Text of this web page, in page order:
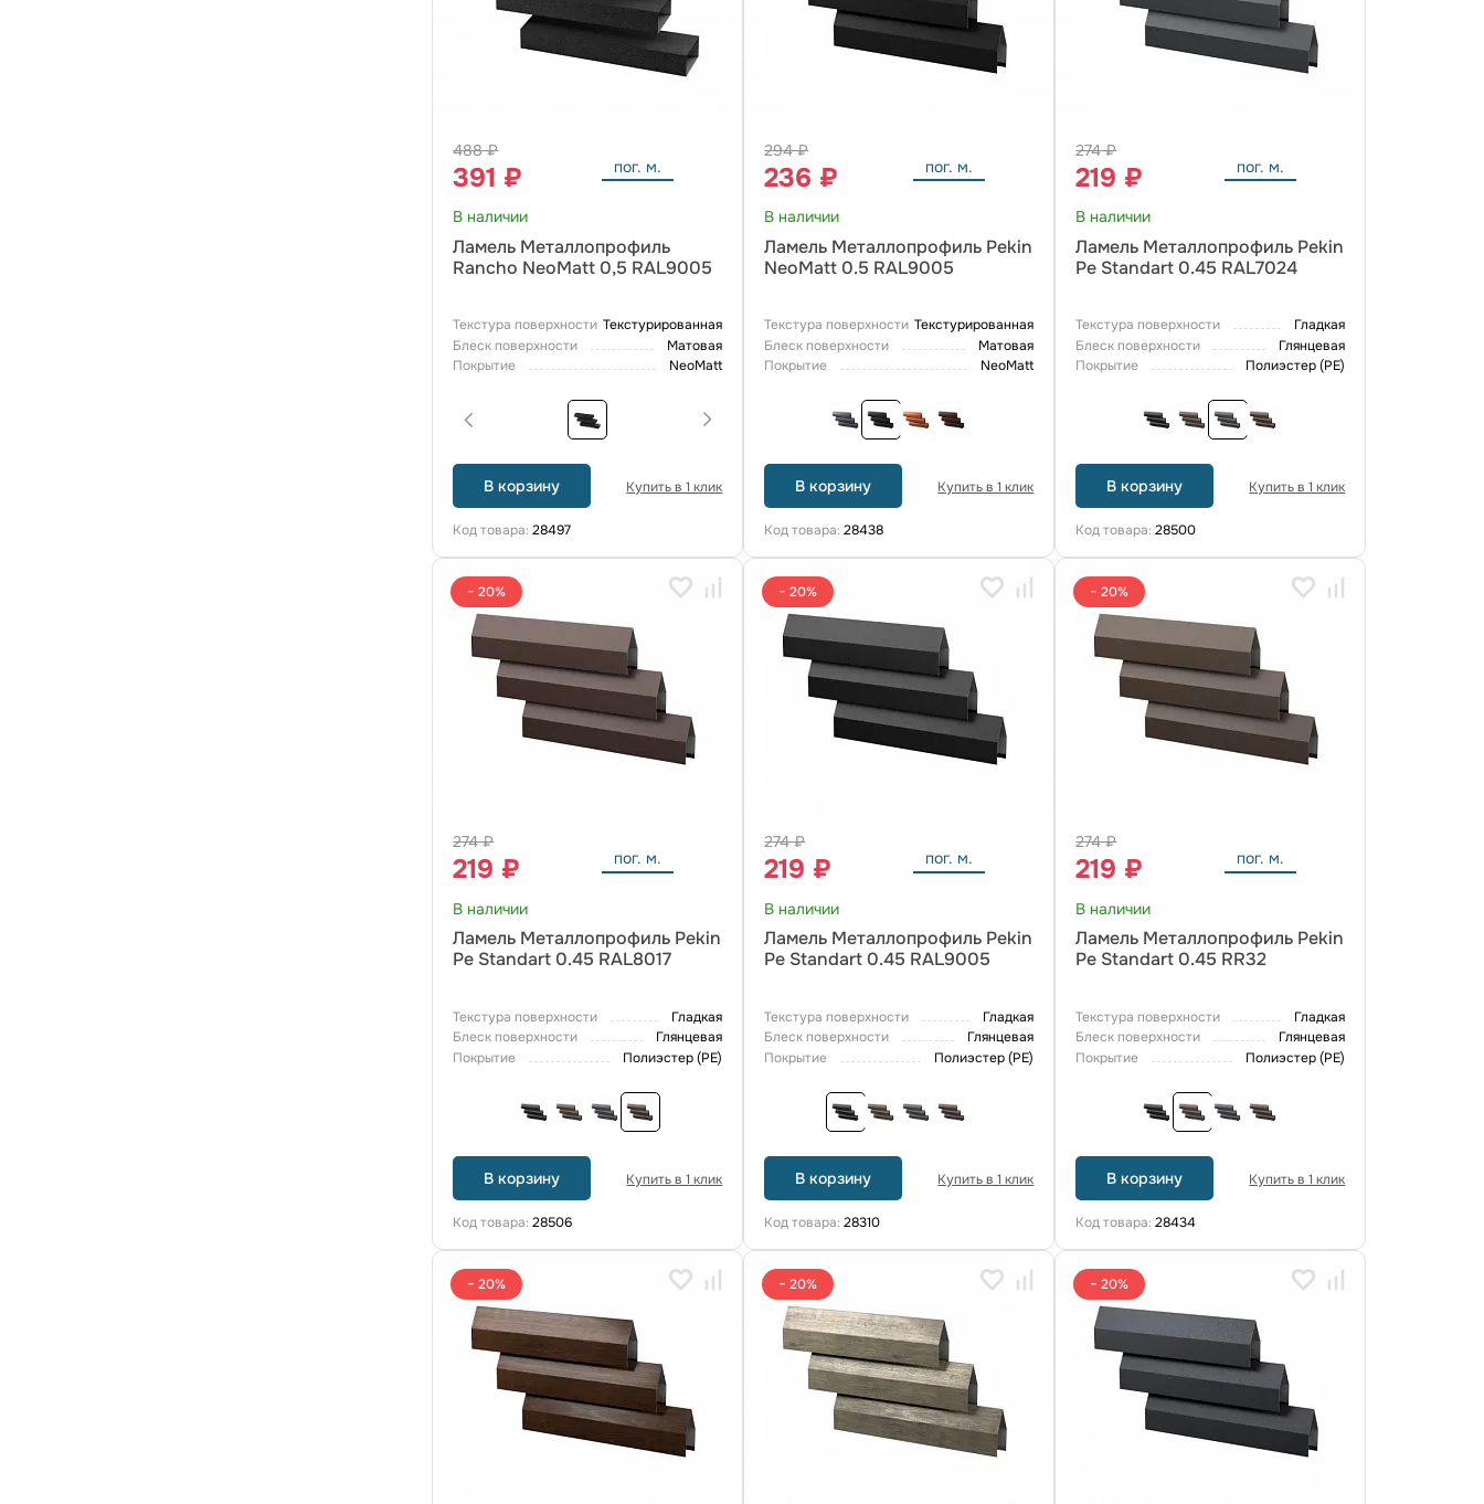
488 ₽
391 ₽ пог. м.
В наличии
Ламель Металлопрофиль
Rancho NeoMatt 0,5 RAL9005
Текстура поверхности Текстурированная
Блеск поверхности
Матовая
Покрытие
NeoMatt
В корзину Купить в 1 клик
Код товара:28497
294 ₽
236 ₽ пог. м.
В наличии
Ламель Металлопрофиль Pekin
NeoMatt 0.5 RAL9005
Текстура поверхности Текстурированная
Блеск поверхности
Матовая
Покрытие
NeoMatt
В корзину Купить в 1 клик
Код товара:28438
274 ₽
219 ₽ пог. м.
В наличии
Ламель Металлопрофиль Pekin
Pe Standart 0.45 RAL7024
Текстура поверхности
Гладкая
Блеск поверхности
Глянцевая
Покрытие
Полиэстер (PE)
В корзину Купить в 1 клик
Код товара:28500
− 20%
274 ₽
219 ₽ пог. м.
В наличии
Ламель Металлопрофиль Pekin
Pe Standart 0.45 RAL8017
Текстура поверхности
Гладкая
Блеск поверхности
Глянцевая
Покрытие
Полиэстер (PE)
В корзину Купить в 1 клик
Код товара:28506
− 20%
274 ₽
219 ₽ пог. м.
В наличии
Ламель Металлопрофиль Pekin
Pe Standart 0.45 RAL9005
Текстура поверхности
Гладкая
Блеск поверхности
Глянцевая
Покрытие
Полиэстер (PE)
В корзину Купить в 1 клик
Код товара:28310
− 20%
274 ₽
219 ₽ пог. м.
В наличии
Ламель Металлопрофиль Pekin
Pe Standart 0.45 RR32
Текстура поверхности
Гладкая
Блеск поверхности
Глянцевая
Покрытие
Полиэстер (PE)
В корзину Купить в 1 клик
Код товара:28434
− 20% − 20% − 20%